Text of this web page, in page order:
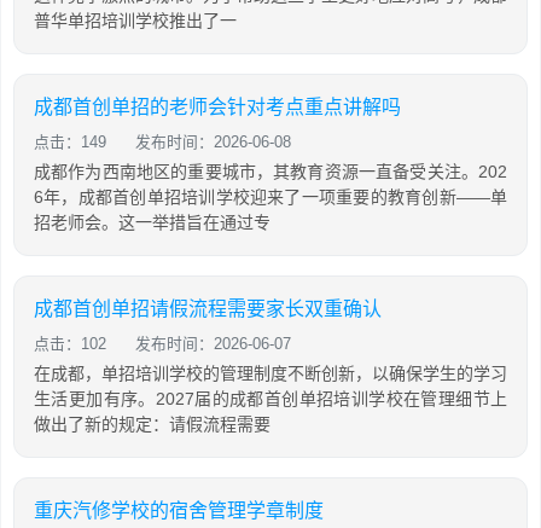
普华单招培训学校推出了一
成都首创单招的老师会针对考点重点讲解吗
点击：149 发布时间：2026-06-08
成都作为西南地区的重要城市，其教育资源一直备受关注。202
6年，成都首创单招培训学校迎来了一项重要的教育创新——单
招老师会。这一举措旨在通过专
成都首创单招请假流程需要家长双重确认
点击：102 发布时间：2026-06-07
在成都，单招培训学校的管理制度不断创新，以确保学生的学习
生活更加有序。2027届的成都首创单招培训学校在管理细节上
做出了新的规定：请假流程需要
重庆汽修学校的宿舍管理学章制度